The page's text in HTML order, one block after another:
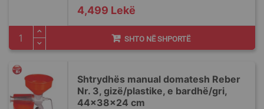
4,499 Lekë
SHTO NË SHPORTË
Shtrydhës manual domatesh Reber
Nr. 3, gizë/plastike, e bardhë/gri,
44x38x24 cm